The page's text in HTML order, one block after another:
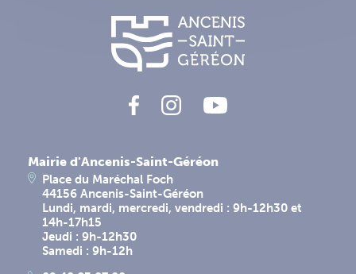
Mairie d'Ancenis-Saint-Géréon
Place du Maréchal Foch
44156 Ancenis-Saint-Géréon
Lundi, mardi, mercredi, vendredi : 9h-12h30 et
14h-17h15
Jeudi : 9h-12h30
Samedi : 9h-12h